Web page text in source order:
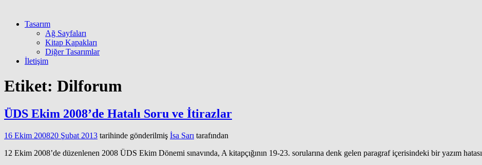
Tasarım
Ağ Sayfaları
Kitap Kapakları
Diğer Tasarımlar
İletişim
Etiket: Dilforum
ÜDS Ekim 2008’de Hatalı Soru ve İtirazlar
16 Ekim 200820 Şubat 2013 tarihinde gönderilmiş İsa Sarı tarafından
12 Ekim 2008’de düzenlenen 2008 ÜDS Ekim Dönemi sınavında, A kitapçığının 19-23. sorularına denk gelen paragraf içerisindeki bir yazım hatası